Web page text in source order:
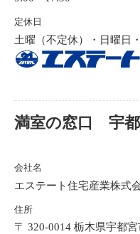
定休日
土曜（不定休）・日曜日
満室の窓口 宇
会社名
エステート住宅産業株式
住所
〒 320-0014 栃木県宇都